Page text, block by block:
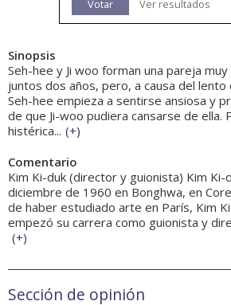
Votar Ver resultados
Sinopsis
Seh-hee y Ji woo forman una pareja
juntos dos años, pero, a causa del
Seh-hee empieza a sentirse ansiosa y
de que Ji-woo pudiera cansarse de ella.
histérica... (+)
Comentario
Kim Ki-duk (director y guionista) Kim Ki-
diciembre de 1960 en Bonghwa, en
de haber estudiado arte en París, Kim
empezó su carrera como guionista y
(+)
Sección de opinión